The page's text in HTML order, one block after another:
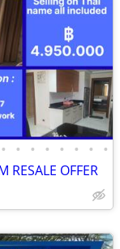
• • • • • • • •
RESALE OFFER